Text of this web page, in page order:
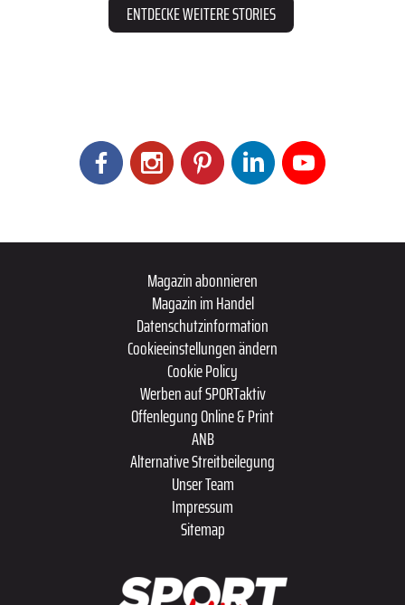
ENTDECKE WEITERE STORIES
Magazin abonnieren
Magazin im Handel
Datenschutzinformation
Cookieeinstellungen ändern
Cookie Policy
Werben auf SPORTaktiv
Offenlegung Online & Print
ANB
Alternative Streitbeilegung
Unser Team
Impressum
Sitemap